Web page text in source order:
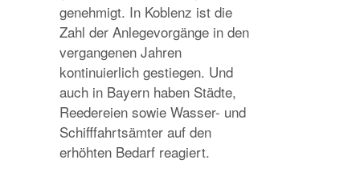
genehmigt. In Koblenz ist die
Zahl der Anlegevorgänge in den
vergangenen Jahren
kontinuierlich gestiegen. Und
auch in Bayern haben Städte,
Reedereien sowie Wasser- und
Schifffahrtsämter auf den
erhöhten Bedarf reagiert.